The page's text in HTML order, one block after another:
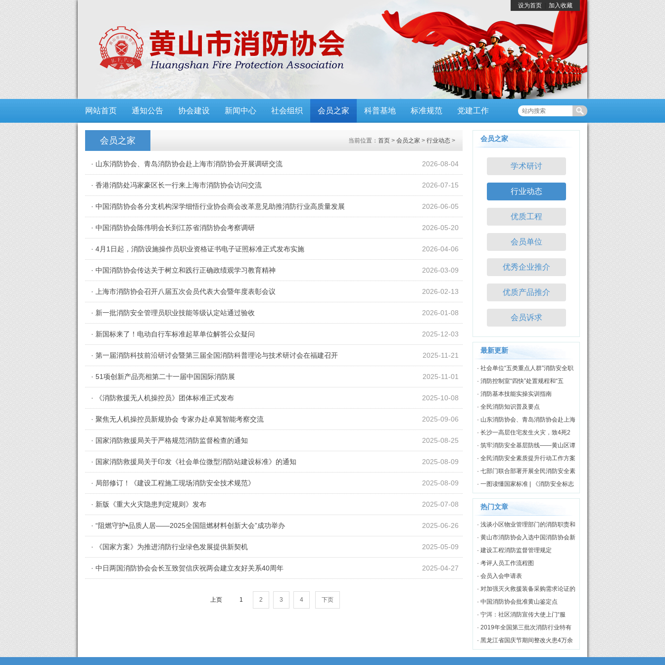
设为首页 加入收藏
网站首页 通知公告 协会建设 新闻中心 社会组织 会员之家 科普基地 标准规范 党建工作
会员之家 当前位置： 首页 > 会员之家 > 行业动态 >
· 山东消防协会、青岛消防协会赴上海市消防协会开展调研交流 2026-08-04
· 香港消防处冯家豪区长一行来上海市消防协会访问交流 2026-07-15
· 中国消防协会各分支机构深学细悟行业协会商会改革意见助推消防行业高质量发展 2026-06-05
· 中国消防协会陈伟明会长到江苏省消防协会考察调研 2026-05-20
· 4月1日起，消防设施操作员职业资格证书电子证照标准正式发布实施 2026-04-06
· 中国消防协会传达关于树立和践行正确政绩观学习教育精神 2026-03-09
· 上海市消防协会召开八届五次会员代表大会暨年度表彰会议 2026-02-13
· 新一批消防安全管理员职业技能等级认定站通过验收 2026-01-08
· 新国标来了！电动自行车标准起草单位解答公众疑问 2025-12-03
· 第一届消防科技前沿研讨会暨第三届全国消防科普理论与技术研讨会在福建召开 2025-11-21
· 51项创新产品亮相第二十一届中国国际消防展 2025-11-01
· 《消防救援无人机操控员》团体标准正式发布 2025-10-08
· 聚焦无人机操控员新规协会 专家办赴卓翼智能考察交流 2025-09-06
· 国家消防救援局关于严格规范消防监督检查的通知 2025-08-25
· 国家消防救援局关于印发《社会单位微型消防站建设标准》的通知 2025-08-09
· 局部修订！《建设工程施工现场消防安全技术规范》 2025-08-09
· 新版《重大火灾隐患判定规则》发布 2025-07-08
· “阻燃守护•品质人居——2025全国阻燃材料创新大会”成功举办 2025-06-26
· 《国家方案》为推进消防行业绿色发展提供新契机 2025-05-09
· 中日两国消防协会会长互致贺信庆祝两会建立友好关系40周年 2025-04-27
上页 1 2 3 4 下页
会员之家
学术研讨
行业动态
优质工程
会员单位
优秀企业推介
优质产品推介
会员诉求
最新更新
· 社会单位“五类重点人群”消防安全职
责
· 消防控制室“四快”处置规程和“五
知”评价标准
· 消防基本技能实操实训指南
· 全民消防知识普及要点
· 山东消防协会、青岛消防协会赴上海
市消防协会开展调研交流
· 长沙一高层住宅发生火灾，致4死2
伤
· 筑牢消防安全基层防线——黄山区谭
家桥镇专职消防队正式揭牌启用
· 全民消防安全素质提升行动工作方案
（2026—2030年）
· 七部门联合部署开展全民消防安全素
质提升行动
· 一图读懂国家标准 | 《消防安全标志
第3部分：设置要求》
热门文章
· 浅谈小区物业管理部门的消防职责和
工作模式
· 黄山市消防协会入选中国消防协会新
一届理事单位
· 建设工程消防监督管理规定
· 考评人员工作流程图
· 会员入会申请表
· 对加强灭火救援装备采购需求论证的
几点思考
· 中国消防协会批准黄山鉴定点
· 宁洱：社区消防宣传大使上门“服
务”[图]
· 2019年全国第三批次消防行业特有
工种职业技能鉴定理论统考在黄山市
· 黑龙江省国庆节期间整改火患4万余